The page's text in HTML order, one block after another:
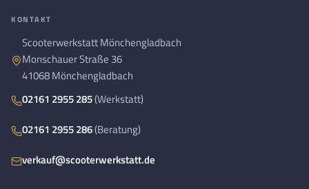
KONTAKT
Scooterwerkstatt Mönchengladbach
Monschauer Straße 36
41068 Mönchengladbach
02161 2955 285(Werkstatt)
02161 2955 286(Beratung)
verkauf@scooterwerkstatt.de